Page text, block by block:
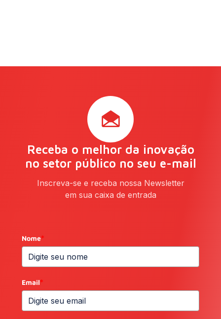
Receba o melhor da inovação
no setor público no seu e-mail
Inscreva-se e receba nossa Newsletter
em sua caixa de entrada
Nome*
Email*